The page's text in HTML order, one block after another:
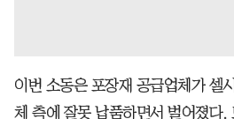
이번 소동은 포장재 공급업체가 셀
체 측에 잘못 납품하면서 벌어졌다.